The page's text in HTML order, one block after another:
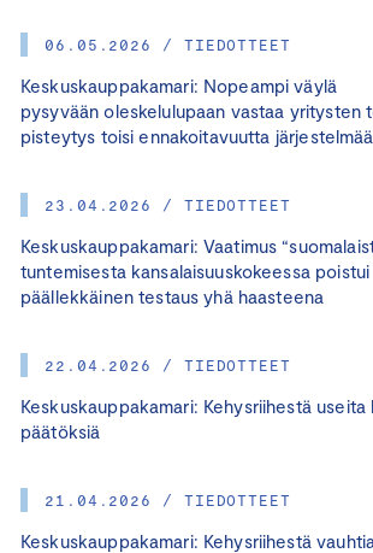
06.05.2026 / TIEDOTTEET
Keskuskauppakamari: Nopeampi väylä
pysyvään oleskelulupaan vastaa yritysten
pisteytys toisi ennakoitavuutta
23.04.2026 / TIEDOTTEET
Keskuskauppakamari: Vaatimus
tuntemisesta kansalaisuuskokeessa
päällekkäinen testaus yhä haasteena
22.04.2026 / TIEDOTTEET
Keskuskauppakamari: Kehysriihestä useita
päätöksiä
21.04.2026 / TIEDOTTEET
Keskuskauppakamari: Kehysriihestä